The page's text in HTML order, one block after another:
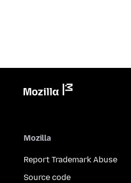
Mozilla
Report Trademark Abuse
Source code